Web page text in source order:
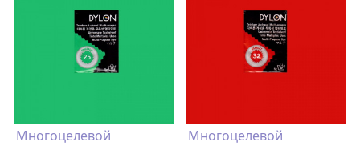
Многоцелевой
Многоцелевой